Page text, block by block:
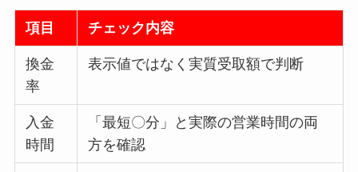
項目 チェック内容
換金
率
表示値ではなく実質受取額で判断
入金
時間
「最短〇分」と実際の営業時間の両
方を確認